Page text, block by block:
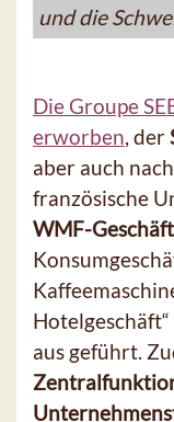
und die
Die Groupe
erworben, der
aber auch
französische
WMF-
aus geführt.